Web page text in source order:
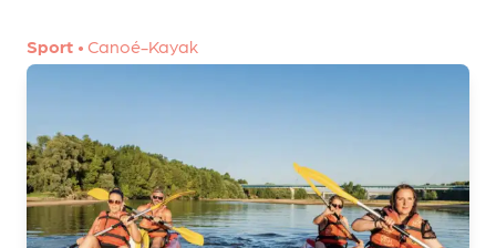
Sport • Canoé-Kayak
r
é
v
è
n
e